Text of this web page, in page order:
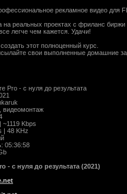
рекламное видео для
реальных проектах с фриланс
легче чем кажется. Удачи!
этот полноценный курс.
свои выполненные домашние
Pro - с нуля до результата
видеомонтаж
~1119 Kbps
| 48 KHz
: 05:36:58
- с нуля до результата (2021)